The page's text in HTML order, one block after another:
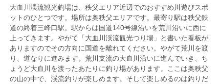
大血川渓流観光釣場は、秩父エリア近辺でのおすすめ川遊びスポ
ットのひとつです。場所は奥秩父エリアです。最寄り駅は秩父鉄
道の終着三峰口駅。駅からは国道140号線沿いを荒川沿いに西に
上ってきます。やがて「大血川渓流観光つり場」と書いた看板が
ありますのでその方向に国道を離れてください。やがて荒川を渡
り、道なりに進みます。荒川支流の大血川沿いに進んでいき、ち
ょうど大血川を渡ったあたりに釣り場があります。ここは奥秩父
の山の中で、渓流釣りが楽しめます。そして楽しめるのは釣りだ